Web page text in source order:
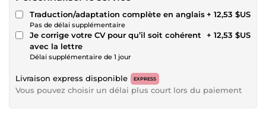
Traduction/adaptation complète en anglais
Pas de délai supplémentaire
+ 12,53 $US
Je corrige votre CV pour qu’il soit cohérent
avec la lettre
Délai supplémentaire de 1 jour
+ 12,53 $US
Livraison express disponible EXPRESS
Vous pouvez choisir un délai plus court lors du paiement